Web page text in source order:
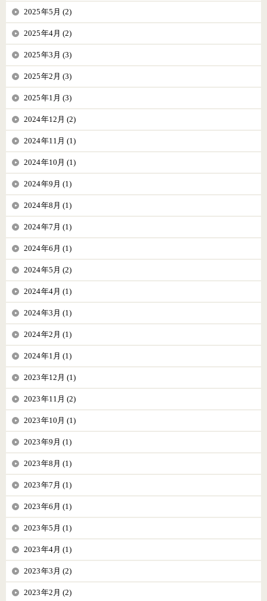
2025年5月 (2)
2025年4月 (2)
2025年3月 (3)
2025年2月 (3)
2025年1月 (3)
2024年12月 (2)
2024年11月 (1)
2024年10月 (1)
2024年9月 (1)
2024年8月 (1)
2024年7月 (1)
2024年6月 (1)
2024年5月 (2)
2024年4月 (1)
2024年3月 (1)
2024年2月 (1)
2024年1月 (1)
2023年12月 (1)
2023年11月 (2)
2023年10月 (1)
2023年9月 (1)
2023年8月 (1)
2023年7月 (1)
2023年6月 (1)
2023年5月 (1)
2023年4月 (1)
2023年3月 (2)
2023年2月 (2)